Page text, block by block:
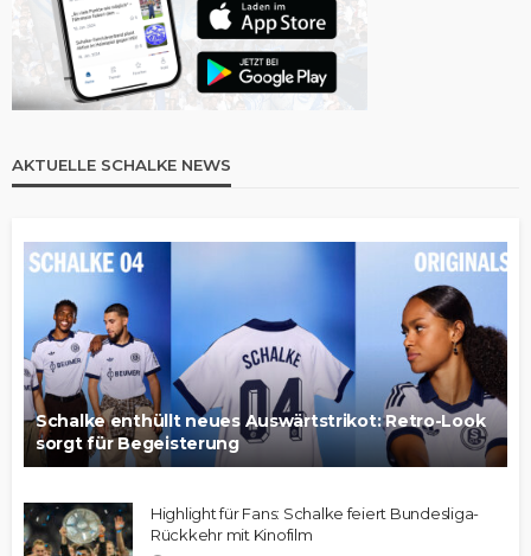
AKTUELLE SCHALKE NEWS
Schalke enthüllt neues Auswärtstrikot: Retro-Look
sorgt für Begeisterung
Highlight für Fans: Schalke feiert Bundesliga-
Rückkehr mit Kinofilm